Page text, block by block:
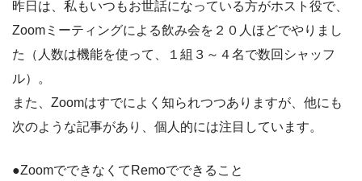
昨日は、私もいつもお世話になっている方がホスト役で、
Zoomミーティングによる飲み会を２０人ほどでやりまし
た（人数は機能を使って、１組３～４名で数回シャッフ
ル）。
また、Zoomはすでによく知られつつありますが、他にも
次のような記事があり、個人的には注目しています。
●ZoomでできなくてRemoでできること